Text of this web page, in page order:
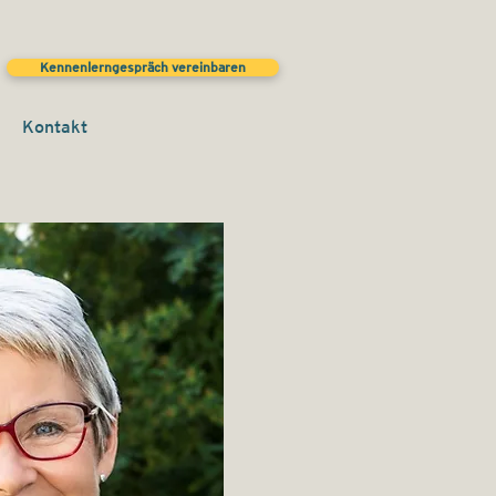
Kennenlerngespräch vereinbaren
Kontakt